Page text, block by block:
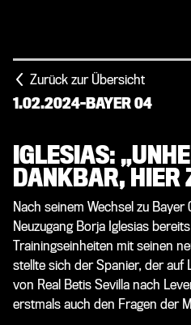
Zurück zur Übersicht
1.02.2024-BAYER 04
IGLESIAS:
DANKBAR, HIER
Nach seinem Wechsel zu
Neuzugang Borja Iglesias
Trainingseinheiten mit seinen
stellte sich der Spanier, der auf
von Real Betis Sevilla nach
erstmals auch den Fragen der